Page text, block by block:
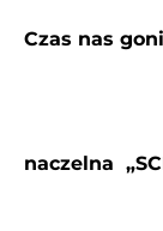
Czas nas
naczelna